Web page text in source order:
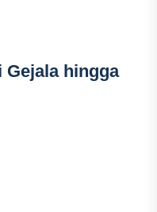
hingga